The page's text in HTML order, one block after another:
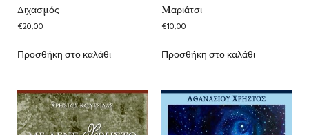
Διχασμός
€20,00
Προσθήκη στο καλάθι
Mαριάτσι
€10,00
Προσθήκη στο καλάθι